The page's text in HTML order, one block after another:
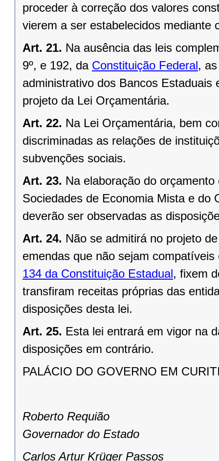
proceder à correção dos valores
vierem a ser estabelecidos mediante
Art. 21. Na ausência das leis
9º, e 192, da Constituição Federal,
administrativo dos Bancos
projeto da Lei Orçamentária.
Art. 22. Na Lei Orçamentária, bem
discriminadas as relações de
subvenções sociais.
Art. 23. Na elaboração do
Sociedades de Economia Mista e do
deverão ser observadas as
Art. 24. Não se admitirá no projeto
emendas que não sejam
134 da Constituição Estadual, fixem
transfiram receitas próprias das
disposições desta lei.
Art. 25. Esta lei entrará em vigor na
disposições em contrário.
PALÁCIO DO GOVERNO EM
Roberto Requião
Governador do Estado
Carlos Artur Krüger Passos